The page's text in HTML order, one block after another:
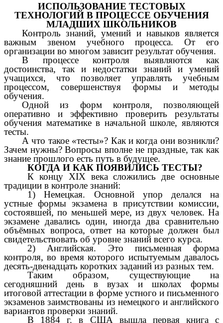
ИСПОЛЬЗОВАНИЕ ТЕСТОВЫХ
ТЕХНОЛОГИЙ В ПРОЦЕССЕ ОБУЧЕНИЯ
МЛАДШИХ ШКОЛЬНИКОВ
Контроль знаний, умений и навыков является
важным звеном учебного процесса. От его
организации во многом зависит результат обучения.
В процессе контроля выявляются как
достоинства, так и недостатки знаний и умений
учащихся, что позволяет управлять учебным
процессом, совершенствуя формы и методы
обучения.
Одной из форм контроля, позволяющей
оперативно и эффективно проверить результаты
обучения математике в начальной школе, являются
тесты.
А что такое «тесты»? Как и когда они возникли?
Зачем нужны? Вопросы вполне не праздные, так как
знание прошлого есть путь в будущее.
КОГДА И КАК ПОЯВИЛИСЬ ТЕСТЫ?
К концу ХIХ века сложились две основные
традиции в контроле знаний:
1) Немецкая. Основной упор делался на
устные формы экзамена в присутствии комиссии,
состоявшей, по меньшей мере, из двух человек. На
экзамене давались один, иногда два сравнительно
объёмных вопроса, ответ на которые должен был
свидетельствовать об уровне знаний всего курса.
2) Английская. Это письменная форма
контроля, во время которого испытуемым давалось
десять-двенадцать коротких заданий из разных тем.
Таким образом, существующие на
сегодняшний день в вузах и школах формы
итоговой аттестации в форме устного и письменного
экзаменов заимствованы из немецкого и английского
вариантов проверки знаний.
В 1884 г. в США вышла первая книга с